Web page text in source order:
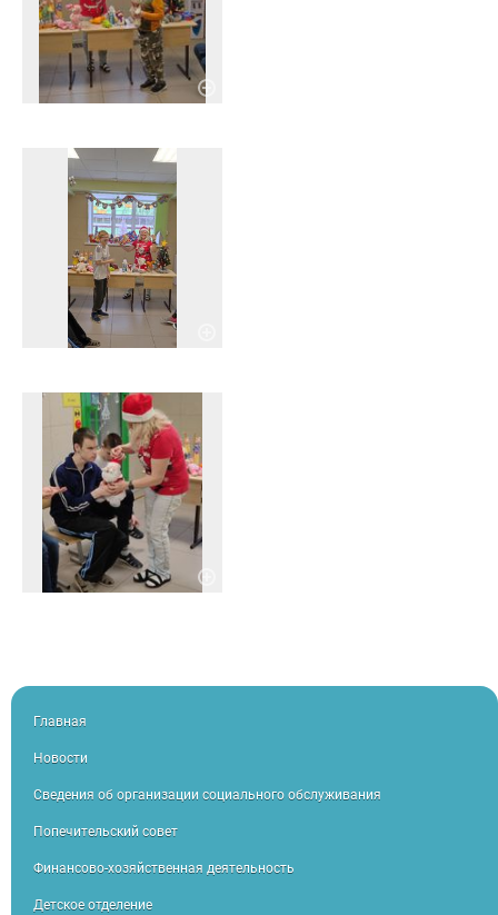
Главная
Новости
Сведения об организации социального обслуживания
Попечительский совет
Финансово-хозяйственная деятельность
Детское отделение